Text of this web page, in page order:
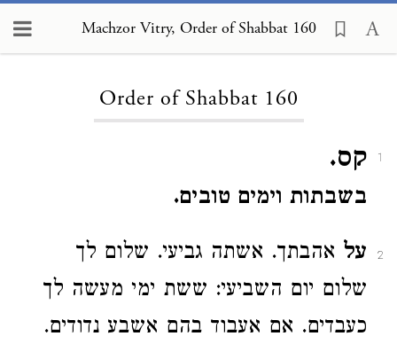
Machzor Vitry, Order of Shabbat 160
Order of Shabbat 160
1 קס.
בשבתות וימים טובים.
2 על אהבתך. אשתה גביעי. שלום לך
שלום יום השביעי: ששת ימי מעשה לך
כעבדים. אם אעבוד בהם אשבע נדודים.